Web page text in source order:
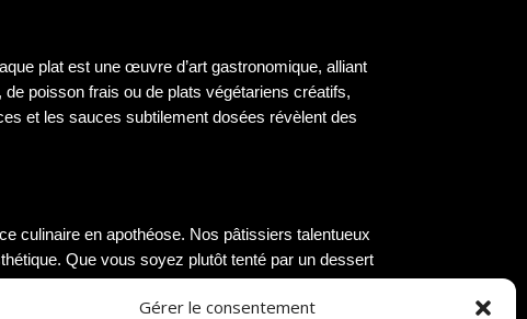
Gérer le consentement
plat est une œuvre d’art gastronomique, alliant
poisson frais ou de plats végétariens créatifs,
et les sauces subtilement dosées révèlent des
culinaire en apothéose. Nos pâtissiers talentueux
Que vous soyez plutôt tenté par un dessert
la pâtisserie, nos desserts sauront combler vos